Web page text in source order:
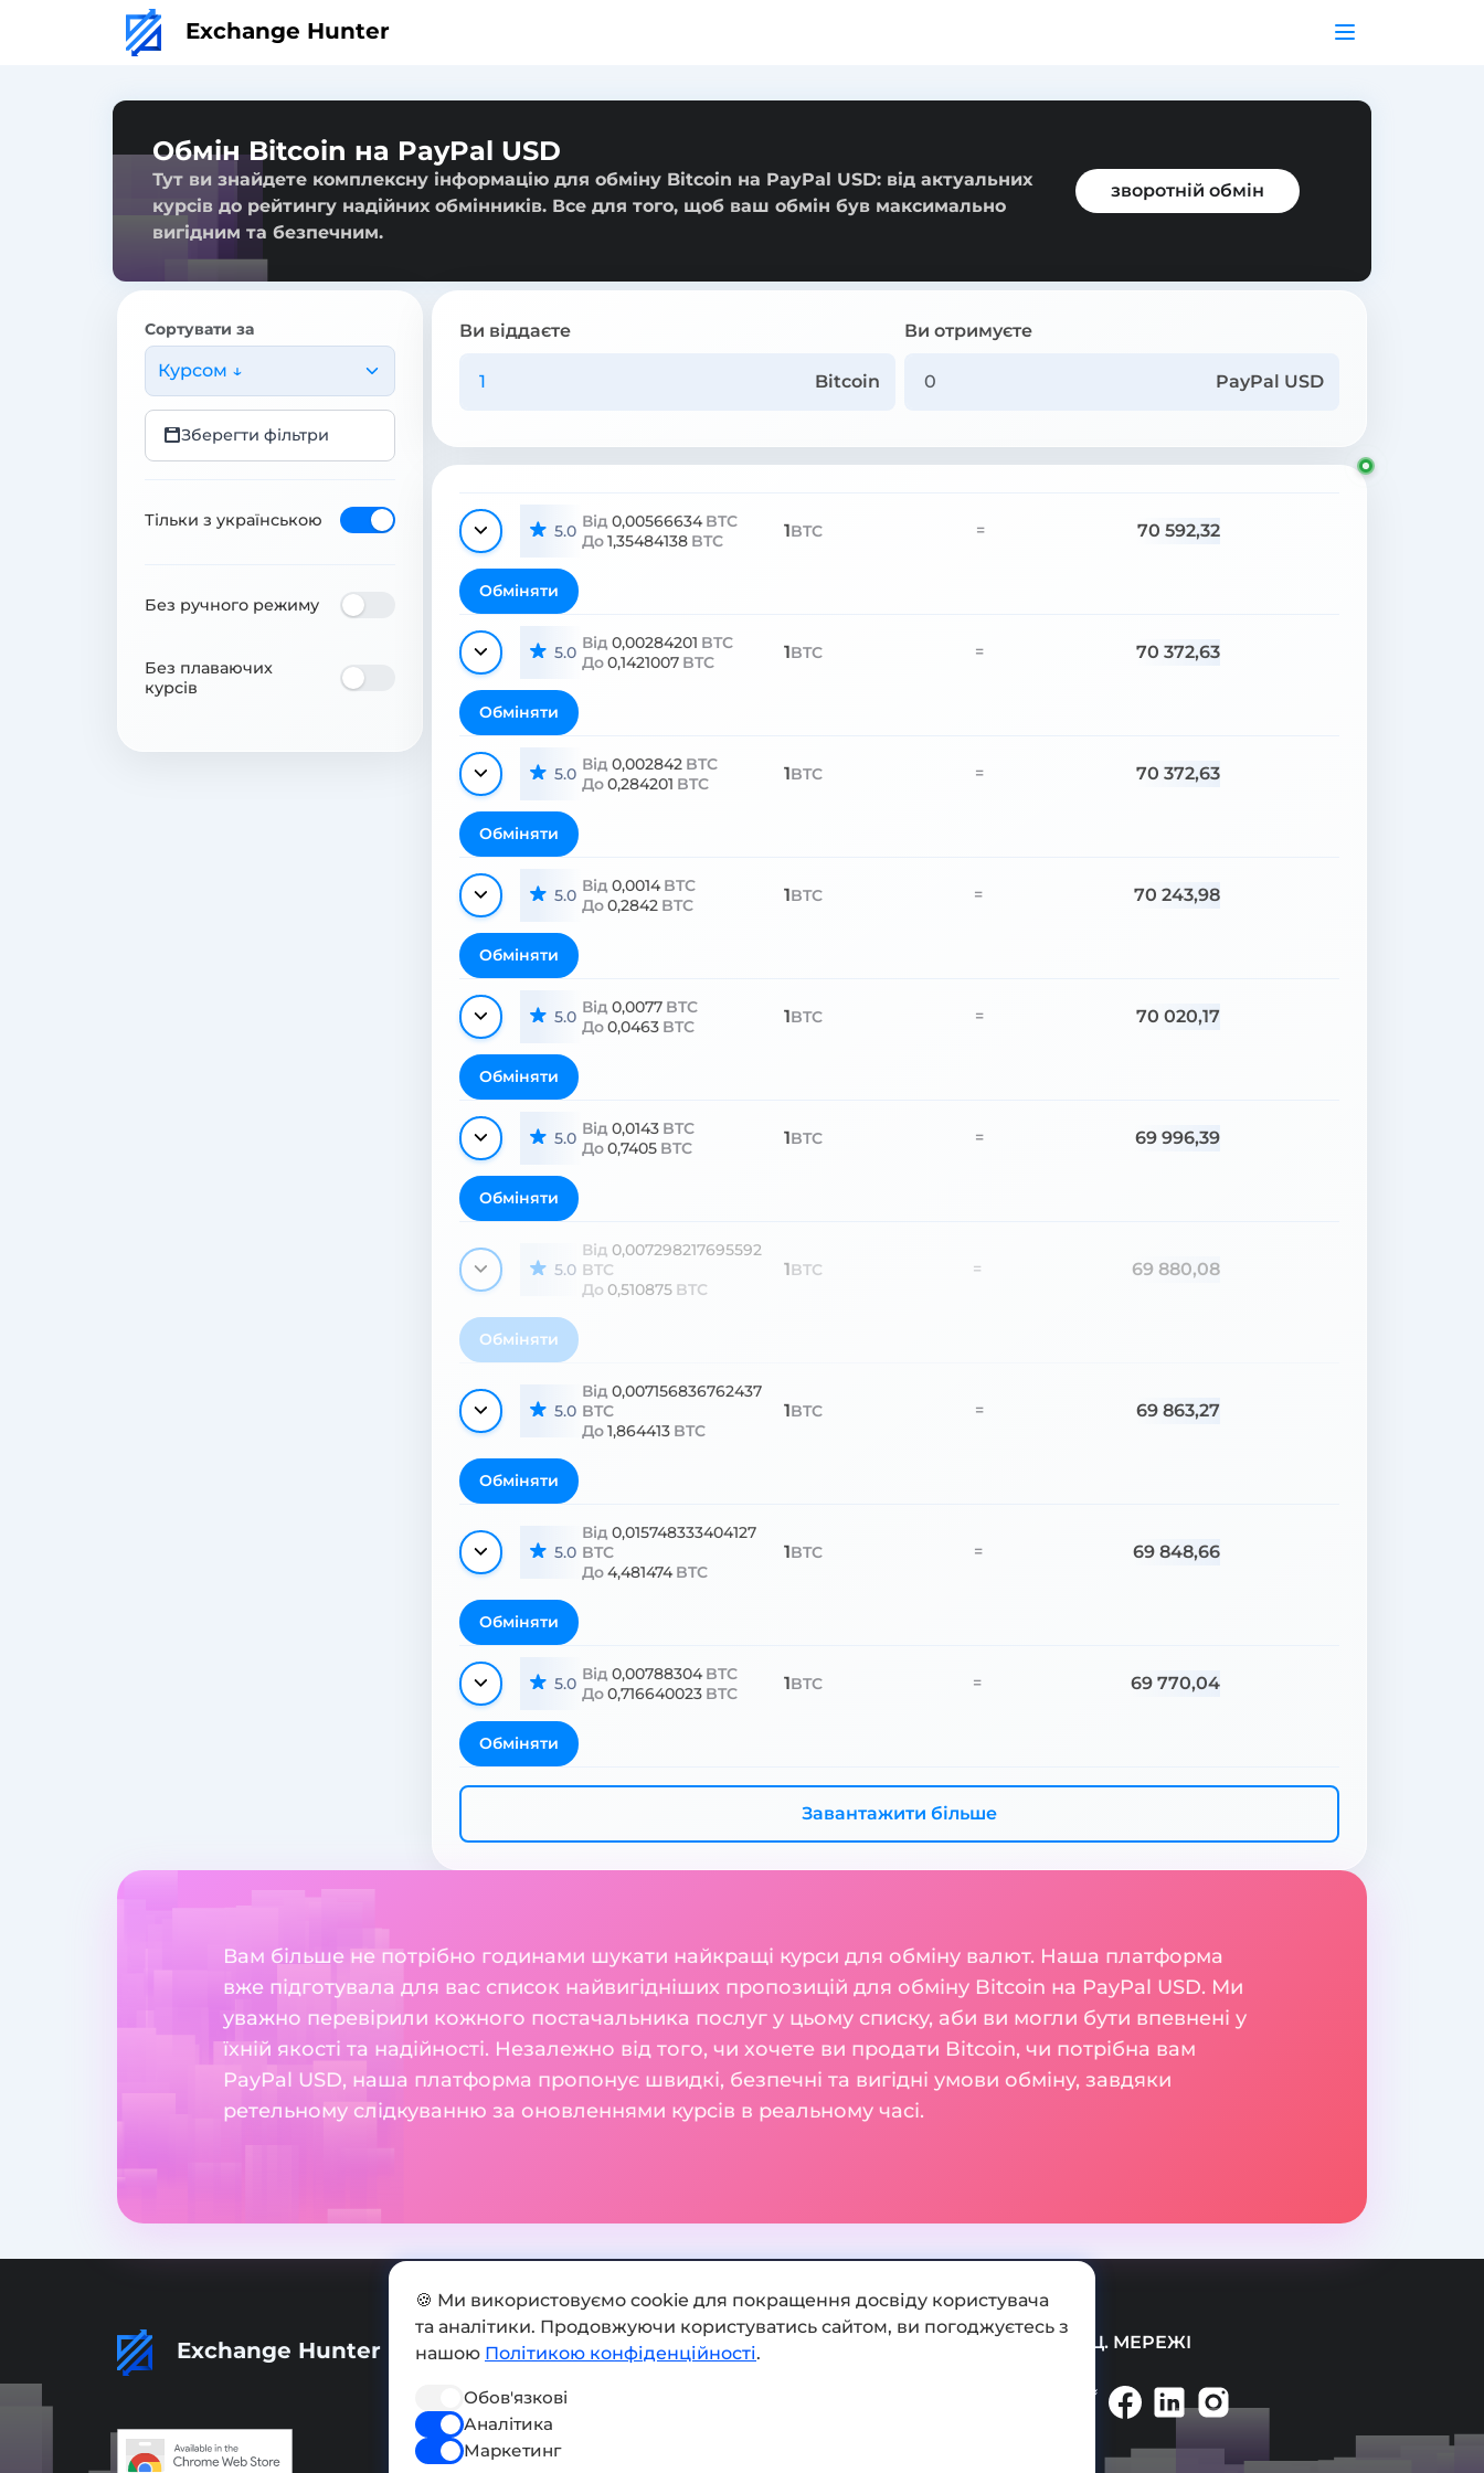
Exchange Hunter
Обмін Bitcoin на PayPal USD
Тут ви знайдете комплексну інформацію для обміну Bitcoin на PayPal USD: від актуальних
курсів до рейтингу надійних обмінників. Все для того, щоб ваш обмін був максимально
вигідним та безпечним.
зворотній обмін
Сортувати за
Курсом ↓
Зберегти фільтри
Тільки з українською
Без ручного режиму
Без плаваючих
курсів
Ви віддаєте
Bitcoin
Ви отримуєте
PayPal USD
5.0 Від 0,00566634 BTC
До1,35484138 BTC 1BTC = 70 592,32
Обміняти
5.0 Від 0,00284201 BTC
До0,1421007 BTC 1BTC = 70 372,63
Обміняти
5.0 Від 0,002842 BTC
До0,284201 BTC 1BTC = 70 372,63
Обміняти
5.0 Від 0,0014 BTC
До0,2842 BTC 1BTC = 70 243,98
Обміняти
5.0 Від 0,0077 BTC
До0,0463 BTC 1BTC = 70 020,17
Обміняти
5.0 Від 0,0143 BTC
До0,7405 BTC 1BTC = 69 996,39
Обміняти
5.0
Від 0,007298217695592
BTC
До 0,510875 BTC
1BTC = 69 880,08
Обміняти
5.0
Від 0,007156836762437
BTC
До1,864413 BTC
1BTC = 69 863,27
Обміняти
5.0
Від 0,015748333404127
BTC
До4,481474 BTC
1BTC = 69 848,66
Обміняти
5.0 Від 0,00788304 BTC
До0,716640023 BTC 1BTC = 69 770,04
Обміняти
Завантажити більше
Вам більше не потрібно годинами шукати найкращі курси для обміну валют. Наша платформа
вже підготувала для вас список найвигідніших пропозицій для обміну Bitcoin на PayPal USD. Ми
уважно перевірили кожного постачальника послуг у цьому списку, аби ви могли бути впевнені у
їхній якості та надійності. Незалежно від того, чи хочете ви продати Bitcoin, чи потрібна вам
PayPal USD, наша платформа пропонує швидкі, безпечні та вигідні умови обміну, завдяки
ретельному слідкуванню за оновленнями курсів в реальному часі.
Exchange Hunter Додати обмінник СОЦ. МЕРЕЖІ
🍪 Ми використовуємо cookie для покращення досвіду користувача
та аналітики. Продовжуючи користуватись сайтом, ви погоджуєтесь з
нашою Політикою конфіденційності.
Обов'язкові
Аналітика
Маркетинг